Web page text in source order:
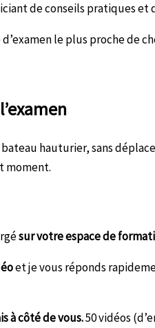
de conseils pratiques et
le plus proche de
hauturier, sans
moment.
sur votre espace de
et je vous réponds
à côté de vous.50 vidéos